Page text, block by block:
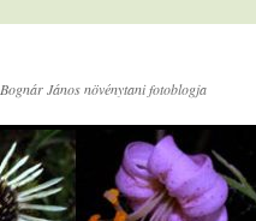
Bognár János növénytani fotoblogja